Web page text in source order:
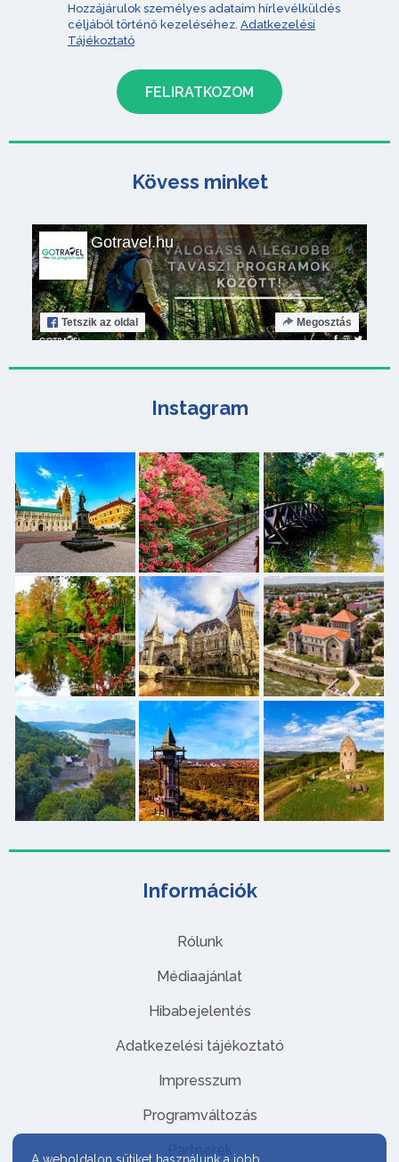
Információk
Rólunk
Médiaajánlat
Hibabejelentés
Adatkezelési tájékoztató
Impresszum
Programváltozás
Partnerek
Hozzájárulok személyes adataim hírlevélküldés
céljából történő kezeléséhez. Adatkezelési
Tájékoztató
Kövess minket
Gotravel.hu
Tetszik az oldal Megosztás
Instagram